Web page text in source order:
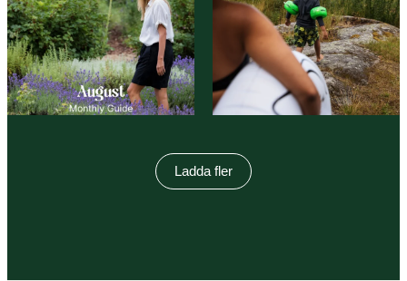
Ladda fler